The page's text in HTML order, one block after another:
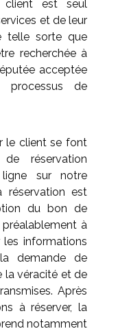
client est seul
et de leur
telle sorte que
recherchée à
acceptée
de
le client se font
réservation
ligne sur notre
réservation est
du bon de
préalablement à
informations
demande de
la véracité et de
Après
à réserver, la
notamment